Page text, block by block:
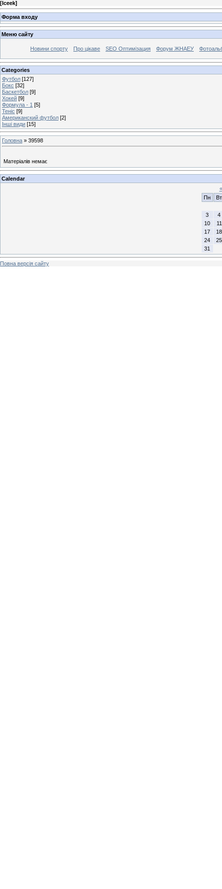
[Iceek]
Форма входу
Меню сайту
Новини спорту Про цікаве SEO Оптимізация Форум ЖНАЕУ
Categories
Футбол [127]
Бокс [32]
Баскетбол [9]
Хокей [9]
Формула - 1 [5]
Теніс [9]
Американский футбол [2]
Інші види [15]
Головна » 39598
Матеріалів немає
Calendar
«
Пн
Вт
3
4
10
11
17
18
24
25
31
Повна версія сайту